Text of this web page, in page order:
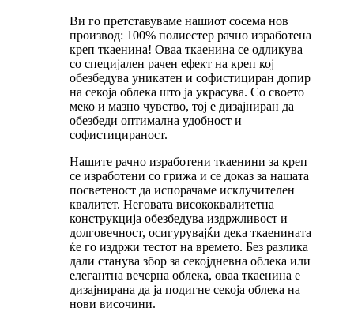
Ви го претставуваме нашиот сосема нов
производ: 100% полиестер рачно изработена
креп ткаенина! Оваа ткаенина се одликува
со специјален рачен ефект на креп кој
обезбедува уникатен и софистициран допир
на секоја облека што ја украсува. Со своето
меко и мазно чувство, тој е дизајниран да
обезбеди оптимална удобност и
софистицираност.
Нашите рачно изработени ткаенини за креп
се изработени со грижа и се доказ за нашата
посветеност да испорачаме исклучителен
квалитет. Неговата висококвалитетна
конструкција обезбедува издржливост и
долговечност, осигурувајќи дека ткаенината
ќе го издржи тестот на времето. Без разлика
дали станува збор за секојдневна облека или
елегантна вечерна облека, оваа ткаенина е
дизајнирана да ја подигне секоја облека на
нови височини.